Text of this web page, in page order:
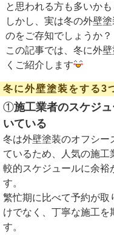
と思われる方も多いかも
しかし、実は冬の外壁
のをご存知でしょうか？
この記事では、冬に外
くご紹介します
冬に外壁塗装をする3
①施工業者のスケジ
いている
冬は外壁塗装のオフシー
ているため、人気の施工
較的スケジュールに余裕
す。
繁忙期に比べて予約が取
けでなく、丁寧な施工
す。